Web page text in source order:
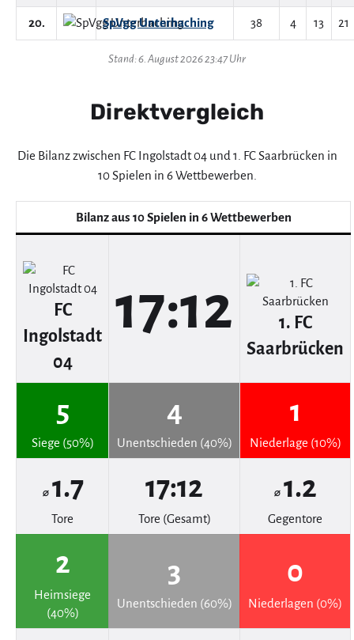
20. SpVgg Unterhaching 38 4 13 21
Stand: 6. August 2026 23:47 Uhr
Direktvergleich
Die Bilanz zwischen FC Ingolstadt 04 und 1. FC Saarbrücken in
10 Spielen in 6 Wettbewerben.
Bilanz aus 10 Spielen in 6 Wettbewerben
FC
Ingolstadt
04
17:12
1. FC
Saarbrücken
5
Siege (50%)
4
Unentschieden (40%)
1
Niederlage (10%)
⌀ 1.7
Tore
17:12
Tore (Gesamt)
⌀ 1.2
Gegentore
2
Heimsiege
(40%)
3
Unentschieden (60%)
0
Niederlagen (0%)